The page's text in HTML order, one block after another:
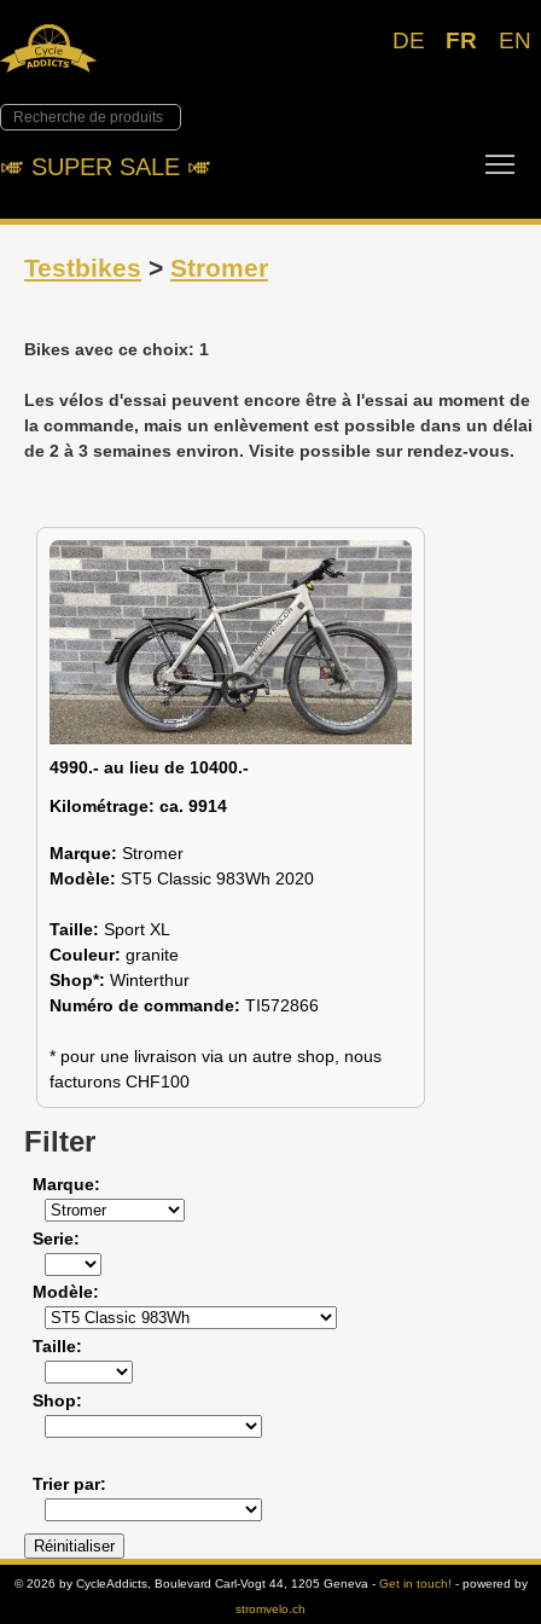
DE FR EN
🎺︎ SUPER SALE 🎺︎
Testbikes > Stromer
Bikes avec ce choix: 1
Les vélos d'essai peuvent encore être à l'essai au moment de
la commande, mais un enlèvement est possible dans un délai
de 2 à 3 semaines environ. Visite possible sur rendez-vous.
4990.- au lieu de 10400.-
Kilométrage: ca. 9914
Marque: Stromer
Modèle: ST5 Classic 983Wh 2020
Taille: Sport XL
Couleur: granite
Shop*: Winterthur
Numéro de commande: TI572866
* pour une livraison via un autre shop, nous
facturons CHF100
Filter
Marque
Serie
Modèle
Taille
Shop
Trier par
© 2026 by CycleAddicts, Boulevard Carl-Vogt 44, 1205 Geneva - Get in touch! - powered by
stromvelo.ch